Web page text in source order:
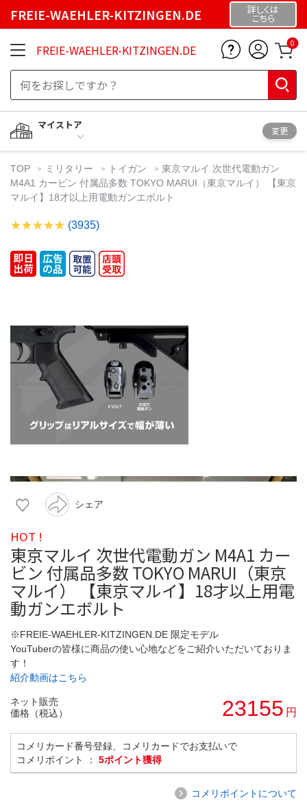
FREIE-WAEHLER-KITZINGEN.DE 詳しくは
こちら
FREIE-WAEHLER-KITZINGEN.DE 0
マイストア
変更
TOP ミリタリー トイガン
東京マルイ 次世代電動ガン
M4A1 カービン 付属品多数 TOKYO MARUI（東京マルイ） 【東京
マルイ】18才以上用電動ガンエボルト
(3935)
シェア
HOT !
東京マルイ 次世代電動ガン M4A1 カー
ビン 付属品多数 TOKYO MARUI（東京
マルイ） 【東京マルイ】18才以上用電
動ガンエボルト
※FREIE-WAEHLER-KITZINGEN.DE 限定モデル
YouTuberの皆様に商品の使い心地などをご紹介いただいておりま
す！
紹介動画はこちら
ネット販売
価格（税込）
23155 円
コメリカード番号登録、コメリカードでお支払いで
コメリポイント ： 5ポイント獲得
コメリポイントについて